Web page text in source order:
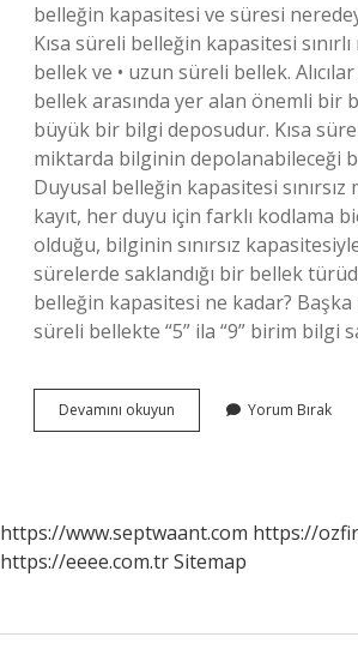
belleğin kapasitesi ve süresi
Kısa süreli belleğin kapasitesi sınırlı
bellek ve • uzun süreli bellek.
bellek arasında yer alan önemli bir
büyük bir bilgi deposudur. Kısa
miktarda bilginin depolanabileceği
Duyusal belleğin kapasitesi sınırsız
kayıt, her duyu için farklı kodlama
olduğu, bilginin sınırsız
sürelerde saklandığı bir bellek
belleğin kapasitesi ne kadar? Başka
süreli bellekte “5” ila “9” birim bilgi
Devamını okuyun
Belleğin
Yorum Bırak
https://www.septwaant.com https://
https://eeee.com.trSitemap